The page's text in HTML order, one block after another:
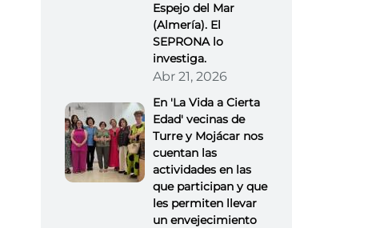
Espejo del Mar
(Almería). El
SEPRONA lo
investiga.
Abr 21, 2026
En 'La Vida a Cierta
Edad' vecinas de
Turre y Mojácar nos
cuentan las
actividades en las
que participan y que
les permiten llevar
un envejecimiento